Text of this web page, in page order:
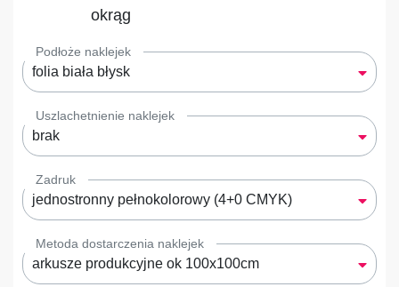
okrąg
Podłoże naklejek
folia biała błysk
Uszlachetnienie naklejek
brak
Zadruk
jednostronny pełnokolorowy (4+0 CMYK)
Metoda dostarczenia naklejek
arkusze produkcyjne ok 100x100cm